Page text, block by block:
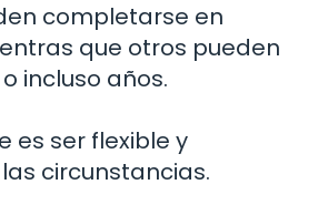
completarse en
que otros pueden
incluso años.
es ser flexible y
circunstancias.